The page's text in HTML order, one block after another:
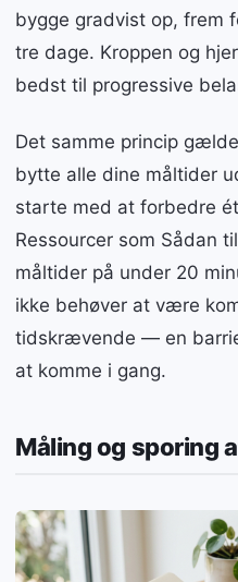
bygge gradvist op, frem
tre dage. Kroppen og
bedst til progressive
Det samme princip
bytte alle dine måltider
starte med at forbedre
Ressourcer som Sådan
måltider på under 20
ikke behøver at være
tidskrævende — en
at komme i gang.
Måling og sporing